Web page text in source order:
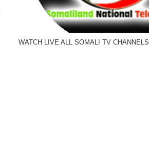
WATCH LIVE ALL SOMALI TV CHANNELS